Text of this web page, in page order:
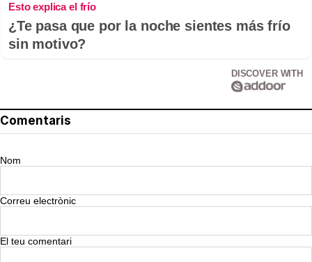
Esto explica el frío
¿Te pasa que por la noche sientes más frío
sin motivo?
DISCOVER WITH
Comentaris
Nom
Correu electrònic
El teu comentari